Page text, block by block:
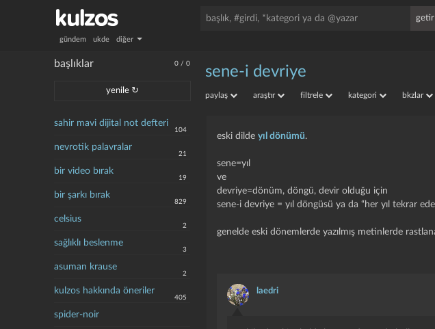
gündem ukde diğer
0 /0
başlıklar
yenile ↻
sahir mavi dijital not defteri
104
nevrotik palavralar
21
bir video bırak
19
bir şarkı bırak
829
celsius
2
sağlıklı beslenme
3
asuman krause
2
kulzos hakkında öneriler
405
spider-noir
sene-i devriye
paylaş araştır filtrele kategori bkzlar
eski dildeyıl dönümü.
sene=yıl
ve
devriye=dönüm, döngü, devir olduğu için
sene-i devriye = yıl döngüsü ya da “her yıl tekrar
genelde eski dönemlerde yazılmış metinlerde
laedri